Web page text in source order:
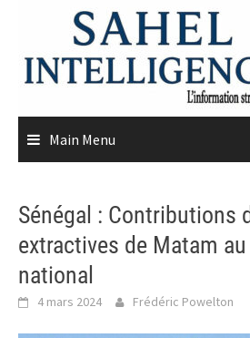
content
Main Menu
Sénégal : Contributions
extractives de Matam
national
4 mars 2024 Frédéric Powelton